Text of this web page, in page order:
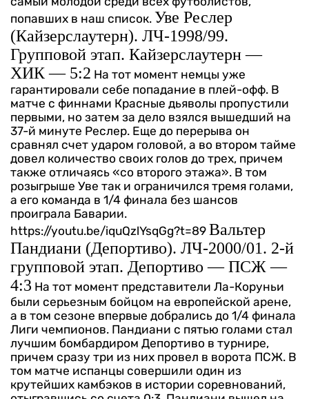
попавших в наш список. Уве Реслер
(Кайзерслаутерн). ЛЧ-1998/99.
Групповой этап. Кайзерслаутерн —
ХИК — 5:2 На тот момент немцы уже
гарантировали себе попадание в плей-офф. В
матче с финнами Красные дьяволы пропустили
первыми, но затем за дело взялся вышедший на
37-й минуте Реслер. Еще до перерыва он
сравнял счет ударом головой, а во втором тайме
довел количество своих голов до трех, причем
также отличаясь «со второго этажа». В том
розыгрыше Уве так и ограничился тремя голами,
а его команда в 1/4 финала без шансов
проиграла Баварии.
https://youtu.be/iquQzlYsqGg?t=89 Вальтер
Пандиани (Депортиво). ЛЧ-2000/01. 2-й
групповой этап. Депортиво — ПСЖ —
4:3 На тот момент представители Ла-Коруньи
были серьезным бойцом на европейской арене,
а в том сезоне впервые добрались до 1/4 финала
Лиги чемпионов. Пандиани с пятью голами стал
лучшим бомбардиром Депортиво в турнире,
причем сразу три из них провел в ворота ПСЖ. В
том матче испанцы совершили один из
крутейших камбэков в истории соревнований,